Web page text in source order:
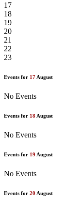
17
18
19
20
21
22
23
Events for 17 August
No Events
Events for 18 August
No Events
Events for 19 August
No Events
Events for 20 August